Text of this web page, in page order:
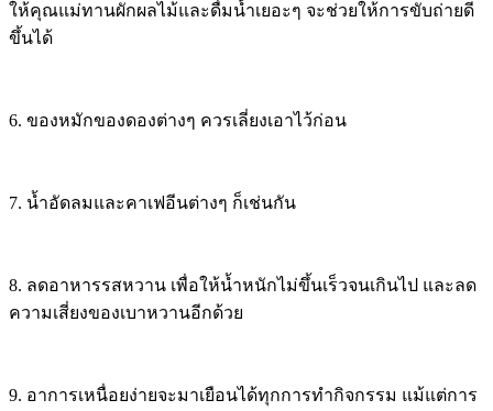
ให้คุณแม่ทานผักผลไม้และดื่มน้ำเยอะๆ จะช่วยให้การขับถ่ายดี
ขึ้นได้
6. ของหมักของดองต่างๆ ควรเลี่ยงเอาไว้ก่อน
7. น้ำอัดลมและคาเฟอีนต่างๆ ก็เช่นกัน
8. ลดอาหารรสหวาน เพื่อให้น้ำหนักไม่ขึ้นเร็วจนเกินไป และลด
ความเสี่ยงของเบาหวานอีกด้วย
9. อาการเหนื่อยง่ายจะมาเยือนได้ทุกการทำกิจกรรม แม้แต่การ